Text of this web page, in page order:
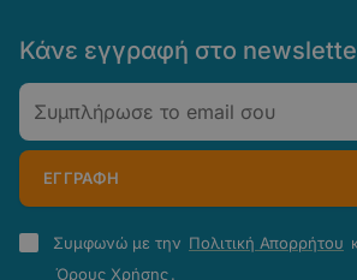
Κάνε εγγραφή στο
Email
ΕΓΓΡΑΦΗ
Πολιτική
Απορρήτου
Συμφωνώ με την Πολιτική Απορρήτου
Όρους Χρήσης.